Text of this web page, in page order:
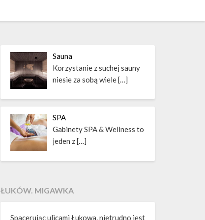
Sauna
Korzystanie z suchej sauny
niesie za sobą wiele[…]
SPA
Gabinety SPA & Wellness to
jeden z[…]
ŁUKÓW. MIGAWKA
Spacerując ulicami Łukowa, nietrudno jest